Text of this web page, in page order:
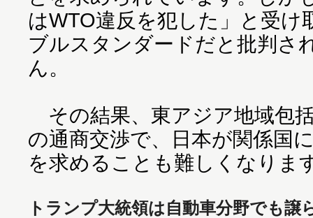
はWTO違反を犯した」と受け
ブルスタンダードだと批判さ
ん。
その結果、東アジア地域包
の通商交渉で、日本が関係国
を求めることも難しくなりま
トランプ大統領は自動車分野でも譲